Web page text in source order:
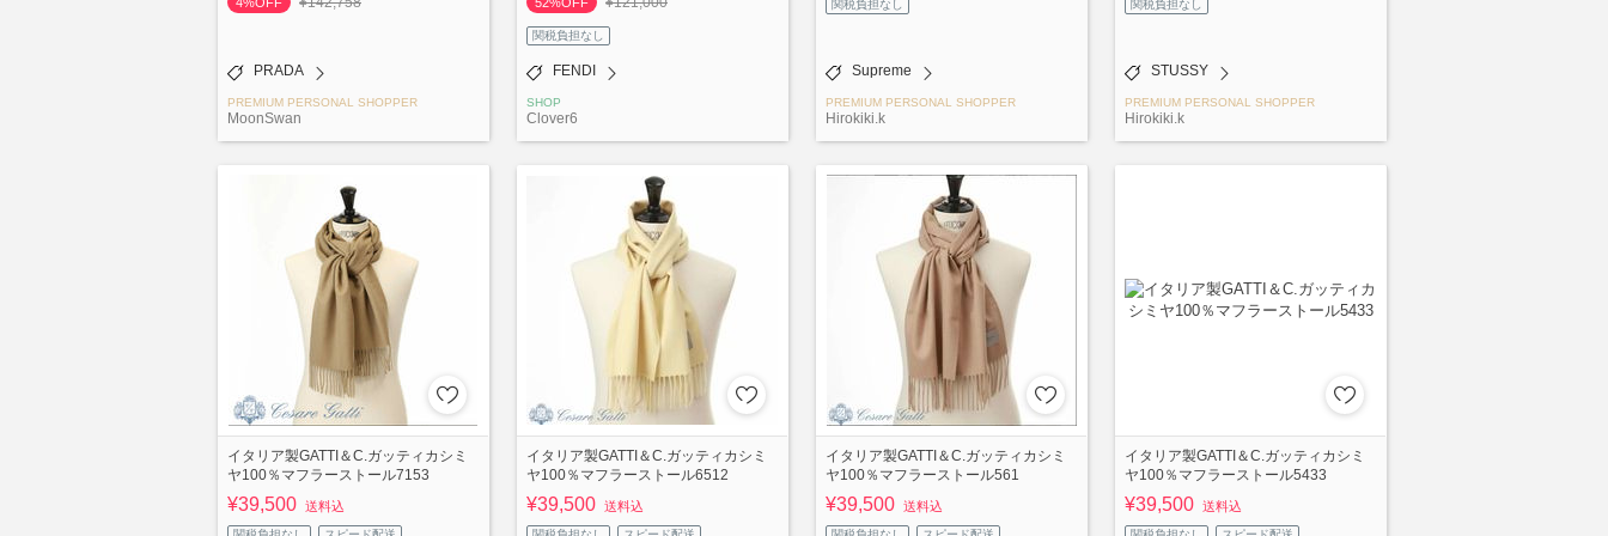
PRADA
PREMIUM PERSONAL SHOPPER
MoonSwan
関税負担なし
FENDI
SHOP
Clover6
関税負担なし
Supreme
PREMIUM PERSONAL SHOPPER
Hirokiki.k
関税負担なし
STUSSY
PREMIUM PERSONAL SHOPPER
Hirokiki.k
イタリア製GATTI＆C.ガッティカシミ
ヤ100％マフラーストール7153
¥39,500 送料込
イタリア製GATTI＆C.ガッティカシミ
ヤ100％マフラーストール6512
¥39,500 送料込
イタリア製GATTI＆C.ガッティカシミ
ヤ100％マフラーストール561
¥39,500 送料込
イタリア製GATTI＆C.ガッティカシミ
ヤ100％マフラーストール5433
¥39,500 送料込